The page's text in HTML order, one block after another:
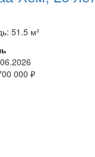
51.5 м²
000 ₽